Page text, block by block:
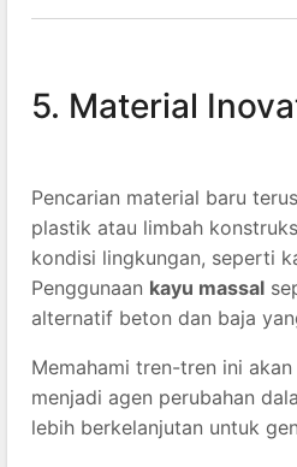
5. Material
Pencarian material baru
plastik atau limbah
kondisi lingkungan, seperti
Penggunaan kayu massal
alternatif beton dan baja
Memahami tren-tren ini
menjadi agen perubahan
lebih berkelanjutan untuk